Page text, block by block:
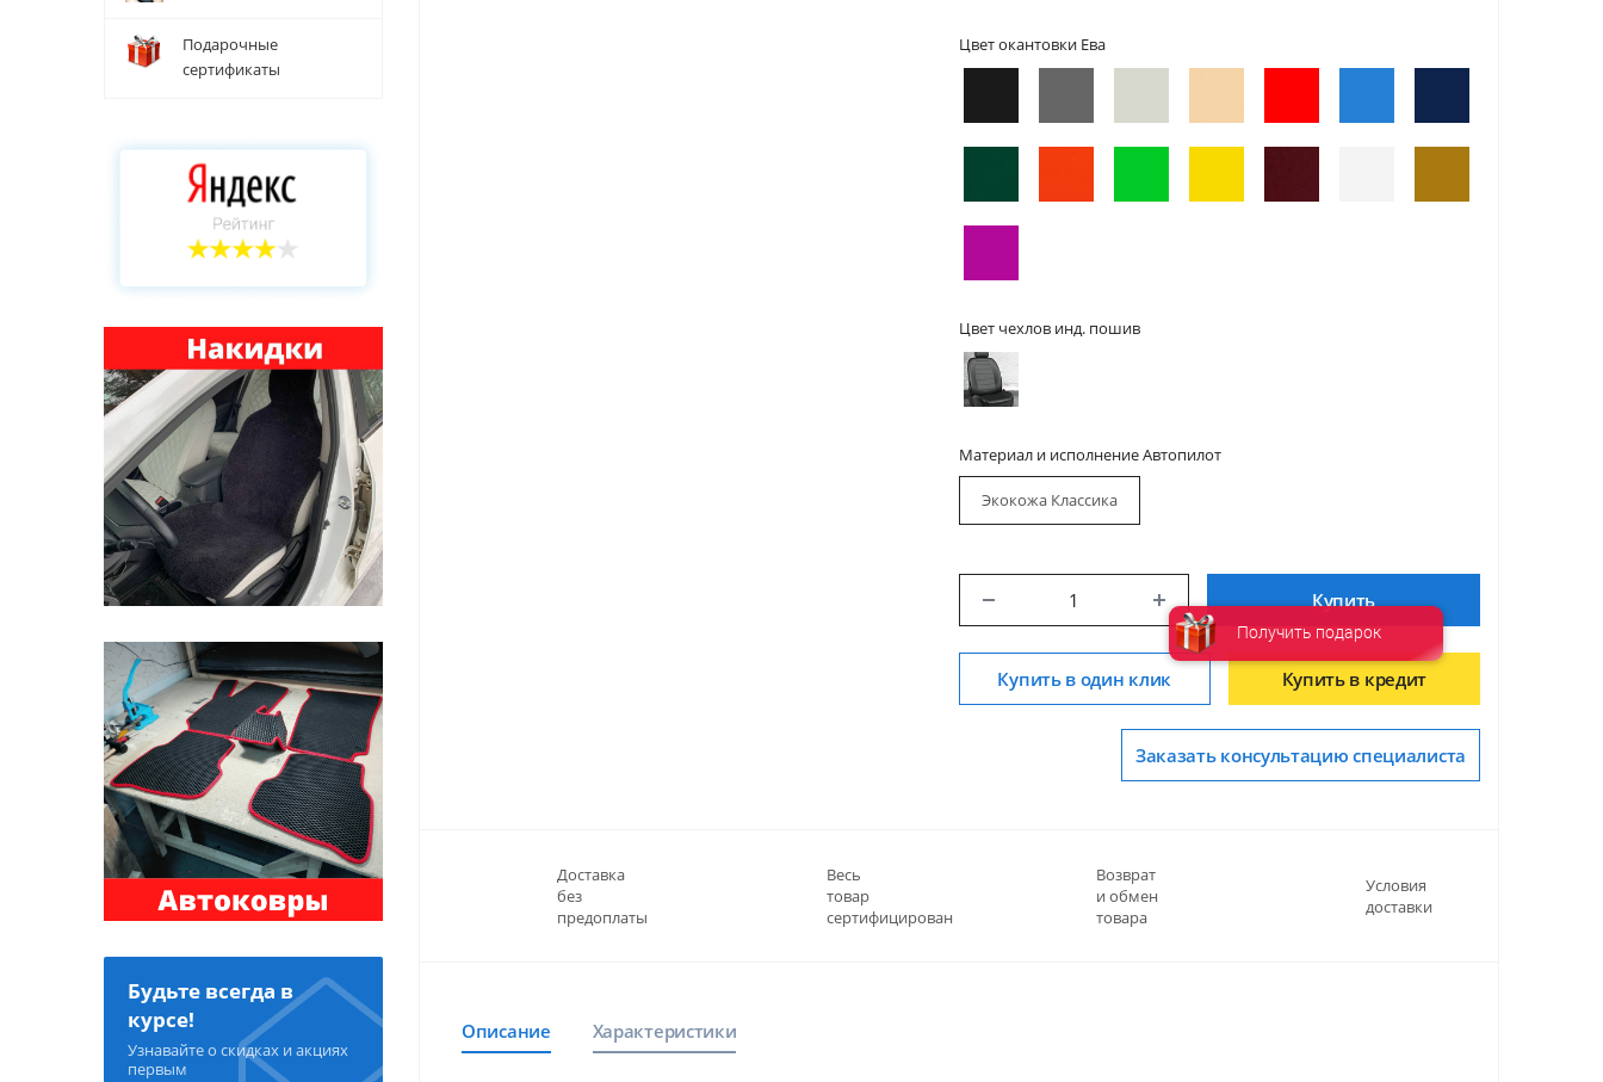
Подарочные
сертификаты
Будьте всегда в
курсе!
Узнавайте о скидках и акциях
первым
Цвет окантовки Ева
Цвет чехлов инд. пошив
Материал и исполнение Автопилот
Экокожа Классика
Купить
Купить в один клик Купить в кредит
Заказать консультацию специалиста
Доставка
без
предоплаты
Весь
товар
сертифицирован
Возврат
и обмен
товара
Условия
доставки
Описание Характеристики
Получить подарок